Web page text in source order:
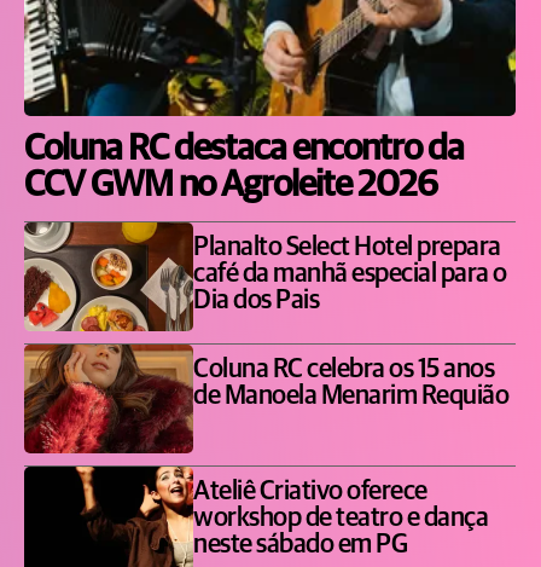
Coluna RC destaca encontro da
CCV GWM no Agroleite 2026
Planalto Select Hotel prepara
café da manhã especial para o
Dia dos Pais
Coluna RC celebra os 15 anos
de Manoela Menarim Requião
Ateliê Criativo oferece
workshop de teatro e dança
neste sábado em PG